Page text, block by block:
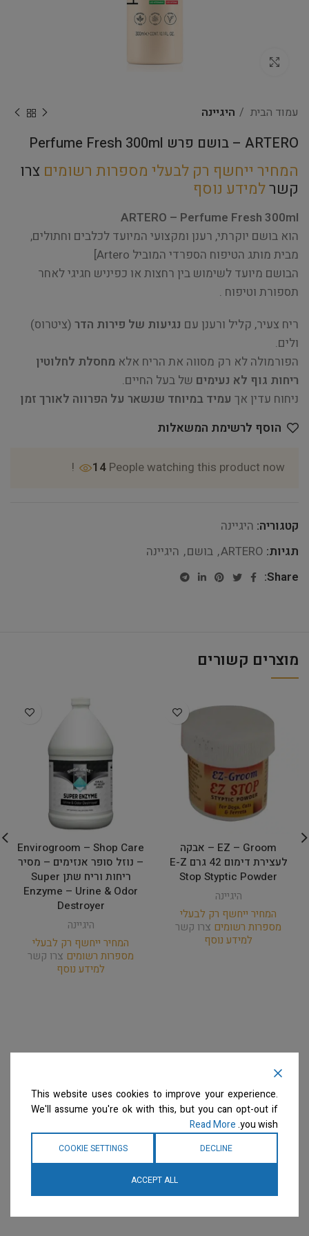
עמוד הבית היגיינה
ARTERO – בושם פרש Perfume Fresh 300ml
המחיר ייחשף רק לבעלי מספרות רשומים צרו
קשרלמידע נוסף
ARTERO – Perfume Fresh 300ml
הוא בושם יוקרתי, רענן ומקצועי המיועד לכלבים וחתולים,
מבית מותג הטיפוח הספרדי המוביל Artero
]
הבושם מיועד לשימוש בין רחצות או כפיניש חגיגי לאחר
תספורת וטיפוח .
ריח צעיר, קליל ורענן עם נגיעות של פירות הדר (ציטרוס)
ולים.
הפורמולה לא רק מסווה את הריח אלא מחסלת לחלוטין
ריחות גוף לא נעימים של בעל החיים.
ניחוח עדין אך עמיד במיוחד שנשאר על הפרווה לאורך זמן
הוסף לרשימת המשאלות
14 People watching this product now!
קטגוריה: היגיינה
תגיות: ARTERO
, בושם, היגיינה
Share:
מוצרים קשורים
EZ – Groom – אבקה
לעצירת דימום 42 גרם E-Z
Stop Styptic Powder
היגיינה
המחיר ייחשף רק לבעלי
מספרות רשומים צרו קשר
למידע נוסף
Envirogroom – Shop Care
– נוזל סופר אנזימים – מסיר
ריחות וריח שתן Super
Enzyme – Urine & Odor
Destroyer
היגיינה
המחיר ייחשף רק לבעלי
מספרות רשומים צרו קשר
למידע נוסף
This website uses cookies to improve your experience.
We'll assume you're ok with this, but you can opt-out if
you wish.
Read More
DECLINE
COOKIE SETTINGS
ACCEPT ALL